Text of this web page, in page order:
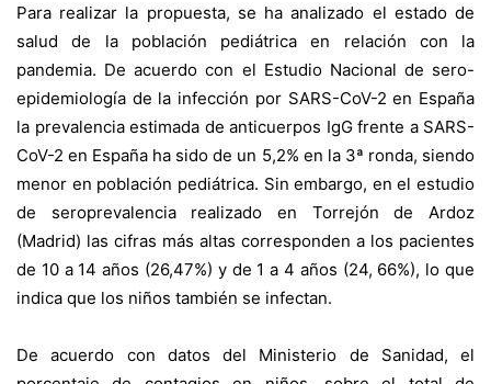
Para realizar la propuesta, se ha analizado el estado de
salud de la población pediátrica en relación con la
pandemia. De acuerdo con el Estudio Nacional de sero-
epidemiología de la infección por SARS-CoV-2 en España
la prevalencia estimada de anticuerpos IgG frente a SARS-
CoV-2 en España ha sido de un 5,2% en la 3ª ronda, siendo
menor en población pediátrica. Sin embargo, en el estudio
de seroprevalencia realizado en Torrejón de Ardoz
(Madrid) las cifras más altas corresponden a los pacientes
de 10 a 14 años (26,47%) y de 1 a 4 años (24, 66%), lo que
indica que los niños también se infectan.
De acuerdo con datos del Ministerio de Sanidad, el